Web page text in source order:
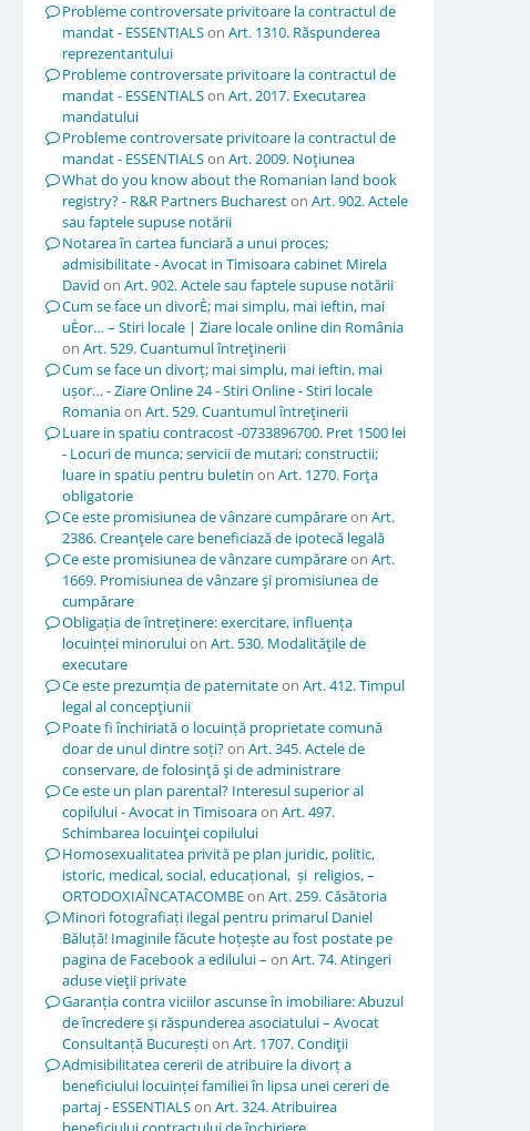
Probleme controversate privitoare la contractul de
mandat - ESSENTIALSon Art. 1310. Răspunderea
reprezentantului
Probleme controversate privitoare la contractul de
mandat - ESSENTIALSon Art. 2017. Executarea
mandatului
Probleme controversate privitoare la contractul de
mandat - ESSENTIALSon Art. 2009. Noţiunea
What do you know about the Romanian land book
registry? - R&R Partners Buchareston Art. 902. Actele
sau faptele supuse notării
Notarea în cartea funciară a unui proces;
admisibilitate - Avocat in Timisoara cabinet Mirela
David on Art. 902. Actele sau faptele supuse notării
Cum se face un divorÈ; mai simplu, mai ieftin, mai
uÈor… – Stiri locale | Ziare locale online din România
on Art. 529. Cuantumul întreţinerii
Cum se face un divorț; mai simplu, mai ieftin, mai
ușor… - Ziare Online 24 - Stiri Online - Stiri locale
Romaniaon Art. 529. Cuantumul întreţinerii
Luare in spatiu contracost -0733896700. Pret 1500 lei
- Locuri de munca; servicii de mutari; constructii;
luare in spatiu pentru buletin on Art. 1270. Forţa
obligatorie
Ce este promisiunea de vânzare cumpărareon Art.
2386. Creanţele care beneficiază de ipotecă legală
Ce este promisiunea de vânzare cumpărareon Art.
1669. Promisiunea de vânzare şi promisiunea de
cumpărare
Obligația de întreținere: exercitare, influența
locuinței minoruluion Art. 530. Modalităţile de
executare
Ce este prezumția de paternitateon Art. 412. Timpul
legal al concepţiunii
Poate fi închiriată o locuință proprietate comună
doar de unul dintre soți?on Art. 345. Actele de
conservare, de folosinţă şi de administrare
Ce este un plan parental? Interesul superior al
copilului - Avocat in Timisoaraon Art. 497.
Schimbarea locuinţei copilului
Homosexualitatea privită pe plan juridic, politic,
istoric, medical, social, educațional, și religios, –
ORTODOXIAÎNCATACOMBEon Art. 259. Căsătoria
Minori fotografiați ilegal pentru primarul Daniel
Băluță! Imaginile făcute hoțește au fost postate pe
pagina de Facebook a edilului – on Art. 74. Atingeri
aduse vieţii private
Garanția contra viciilor ascunse în imobiliare: Abuzul
de încredere și răspunderea asociatului – Avocat
Consultanță Bucureștion Art. 1707. Condiţii
Admisibilitatea cererii de atribuire la divorț a
beneficiului locuinței familiei în lipsa unei cereri de
partaj - ESSENTIALSon Art. 324. Atribuirea